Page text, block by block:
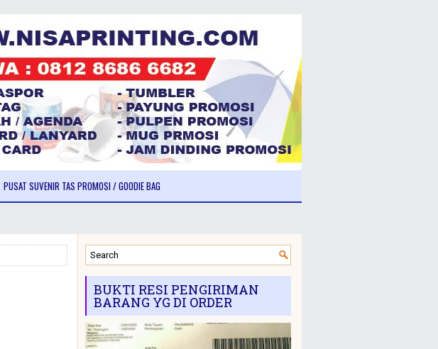
PUSAT SUVENIR TAS PROMOSI / GOODIE BAG
BUKTI RESI PENGIRIMAN
BARANG YG DI ORDER